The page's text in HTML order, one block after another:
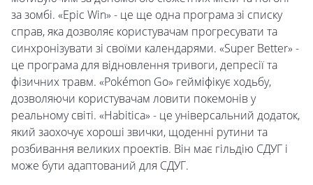
за зомбі. «Epic Win» - це ще одна програма зі списку
справ, яка дозволяє користувачам прогресувати та
синхронізувати зі своїми календарями. «Super Better» -
це програма для відновлення тривоги, депресії та
фізичних травм. «Pokémon Go» гейміфікує ходьбу,
дозволяючи користувачам ловити покемонів у
реальному світі. «Habitica» - це універсальний додаток,
який заохочує хороші звички, щоденні рутини та
розбивання великих проектів. Він має гільдію СДУГ і
може бути адаптований для СДУГ.